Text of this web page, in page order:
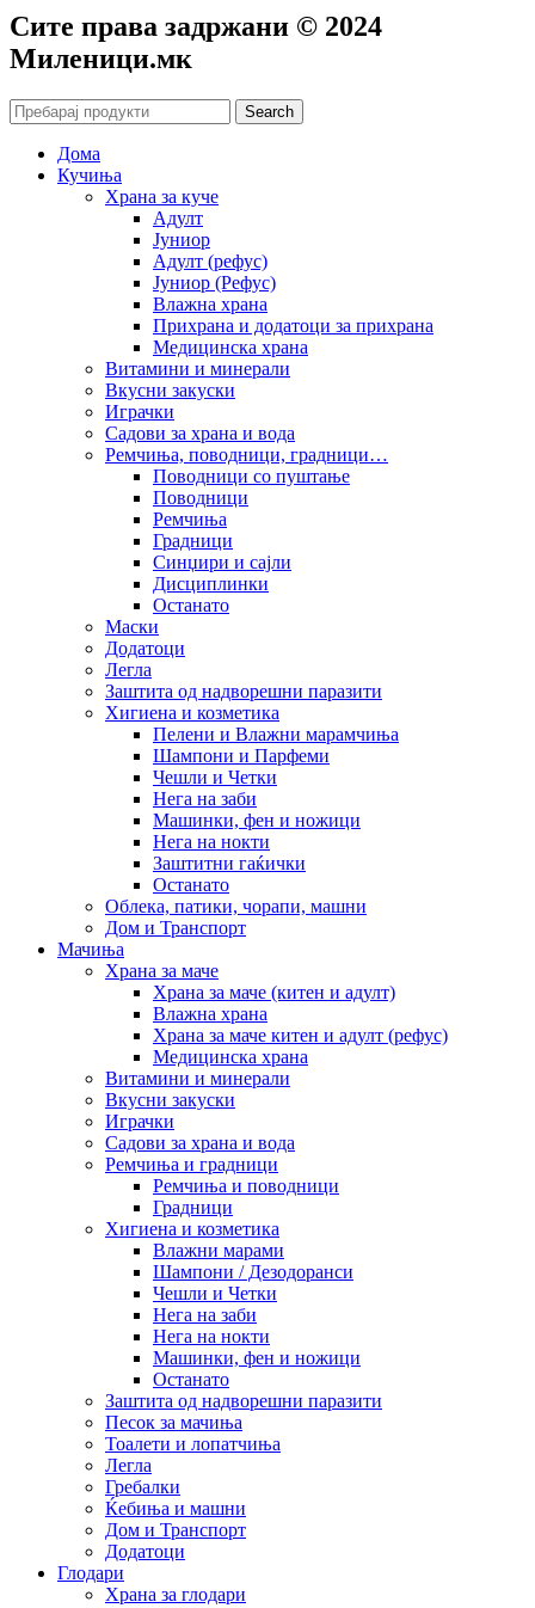
Сите права задржани © 2024
Mиленици.мк
Search
Дома
Кучиња
Храна за куче
Адулт
Јуниор
Адулт (рефус)
Јуниор (Рефус)
Влажна храна
Прихрана и додатоци за прихрана
Медицинска храна
Витамини и минерали
Вкусни закуски
Играчки
Садови за храна и вода
Ремчиња, поводници, градници…
Поводници со пуштање
Поводници
Ремчиња
Градници
Синџири и сајли
Дисциплинки
Останато
Маски
Додатоци
Легла
Заштита од надворешни паразити
Хигиена и козметика
Пелени и Влажни марамчиња
Шампони и Парфеми
Чешли и Четки
Нега на заби
Машинки, фен и ножици
Нега на нокти
Заштитни гаќички
Останато
Облека, патики, чорапи, машни
Дом и Транспорт
Мачиња
Храна за маче
Храна за маче (китен и адулт)
Влажна храна
Храна за маче китен и адулт (рефус)
Медицинска храна
Витамини и минерали
Вкусни закуски
Играчки
Садови за храна и вода
Ремчиња и градници
Ремчиња и поводници
Градници
Хигиена и козметика
Влажни марами
Шампони / Дезодоранси
Чешли и Четки
Нега на заби
Нега на нокти
Машинки, фен и ножици
Останато
Заштита од надворешни паразити
Песок за мачиња
Тоалети и лопатчиња
Легла
Гребалки
Ќебиња и машни
Дом и Транспорт
Додатоци
Глодари
Храна за глодари